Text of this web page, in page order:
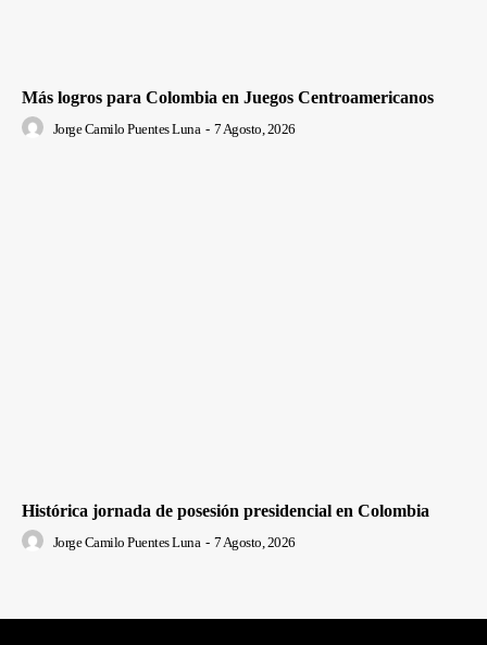
Más logros para Colombia en Juegos Centroamericanos
Jorge Camilo Puentes Luna - 7 Agosto, 2026
Histórica jornada de posesión presidencial en Colombia
Jorge Camilo Puentes Luna - 7 Agosto, 2026